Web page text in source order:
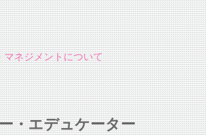
マネジメントについて
・エデュケーター